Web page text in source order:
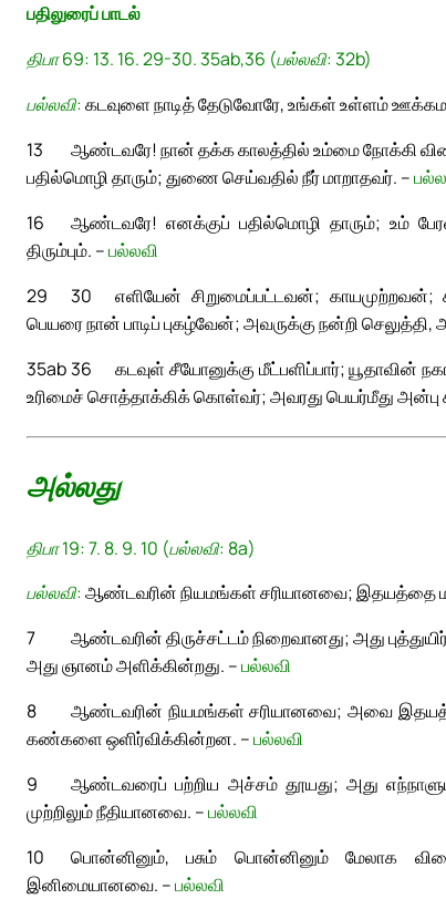
பதிலுரைப் பாடல்
திபா 69: 13. 16. 29-30. 35ab,36 (பல்லவி: 32b)
பல்லவி:கடவுளை நாடித் தேடுவோரே, உங்கள் உள்ளம்
13
ஆண்டவரே! நான் தக்க காலத்தில் உம்மை நோக்கி
பதில்மொழி தாரும்; துணை செய்வதில் நீர் மாறாதவர். –
16
ஆண்டவரே! எனக்குப் பதில்மொழி தாரும்; உம்
திரும்பும். –பல்லவி
29
எளியேன் சிறுமைப்பட்டவன்; காயமுற்றவன்;
30
பெயரை நான் பாடிப் புகழ்வேன்; அவருக்கு நன்றி
35ab
கடவுள் சீயோனுக்கு மீட்பளிப்பார்; யூதாவின்
36
உரிமைச் சொத்தாக்கிக் கொள்வர்; அவரது பெயர்மீது அன்பு
அல்லது
திபா 19: 7. 8. 9. 10 (பல்லவி: 8a)
பல்லவி:ஆண்டவரின் நியமங்கள் சரியானவை; இதயத்தை
7
ஆண்டவரின் திருச்சட்டம் நிறைவானது; அது
அது ஞானம் அளிக்கின்றது. –பல்லவி
8
ஆண்டவரின் நியமங்கள் சரியானவை; அவை
கண்களை ஒளிர்விக்கின்றன. –பல்லவி
9
ஆண்டவரைப் பற்றிய அச்சம் தூயது; அது
முற்றிலும் நீதியானவை. –பல்லவி
10
பொன்னினும், பசும் பொன்னினும் மேலாக
இனிமையானவை. –பல்லவி